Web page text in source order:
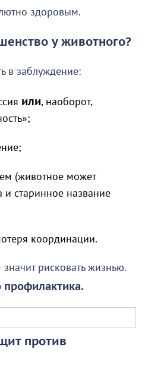
здоровым.
у животного?
в заблуждение:
или, наоборот,
(животное может
и старинное название
координации.
рисковать жизнью.
против